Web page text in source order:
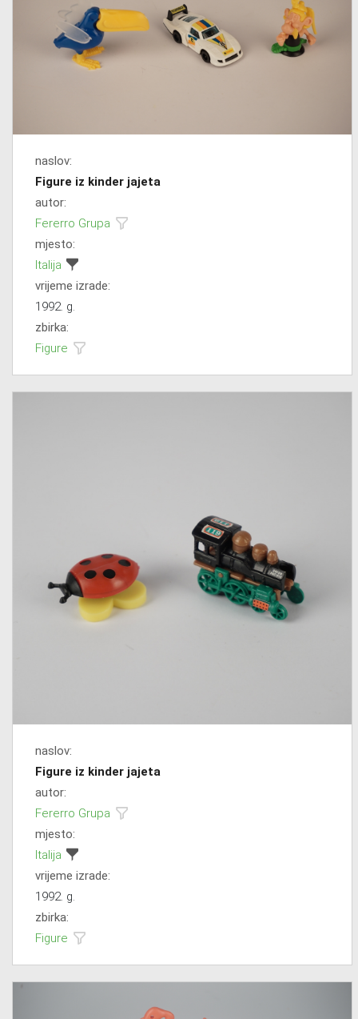
naslov:
Figure iz kinder jajeta
autor:
Fererro Grupa
mjesto:
Italija
vrijeme izrade:
1992. g.
zbirka:
Figure
naslov:
Figure iz kinder jajeta
autor:
Fererro Grupa
mjesto:
Italija
vrijeme izrade:
1992. g.
zbirka:
Figure